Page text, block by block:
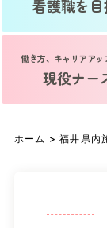
看護職を
働き方、キャリアアッ
現役ナー
ホーム >福井県内